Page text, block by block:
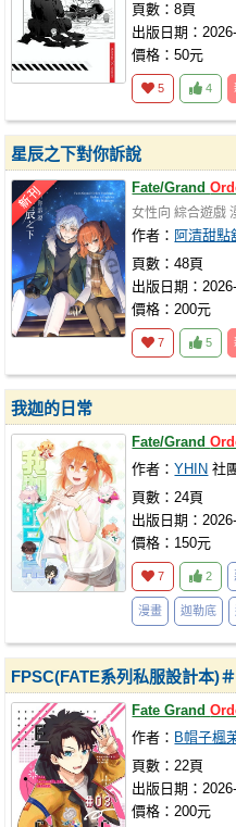
頁數：8頁
出版日期：
價格：50元
5 4
星辰之下對你訴說
Fate/Grand
女性向 綜合遊戲
作者： 阿清甜點
頁數：48頁
出版日期：
價格：200元
7 5
我迦的日常
Fate/Grand
作者：YHIN 社
頁數：24頁
出版日期：
價格：150元
7 2
漫畫 迦勒底
FPSC(FATE系列私服設計本)
Fate Grand
作者： B帽子楓
頁數：22頁
出版日期：
價格：200元